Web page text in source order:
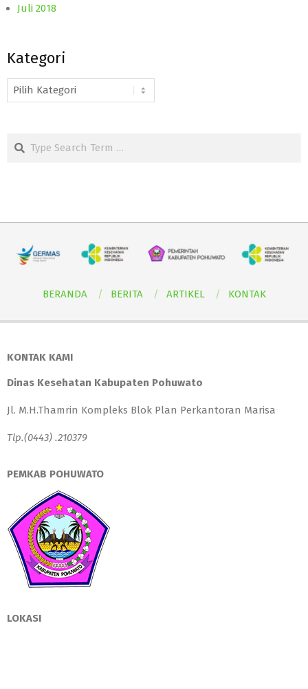
Juli 2018
Kategori
Kategori
Search
BERANDA BERITA ARTIKEL KONTAK
KONTAK KAMI
Dinas Kesehatan Kabupaten Pohuwato
Jl. M.H.Thamrin Kompleks Blok Plan Perkantoran Marisa
Tlp.(0443) .210379
PEMKAB POHUWATO
LOKASI